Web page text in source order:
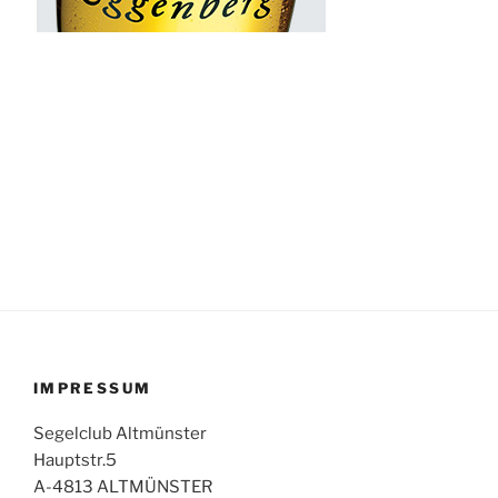
IMPRESSUM
Segelclub Altmünster
Hauptstr.5
A-4813 ALTMÜNSTER